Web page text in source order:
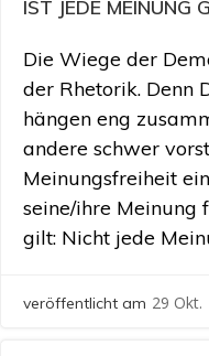
IST JEDE MEINUNG
Die Wiege der
der Rhetorik. Denn
hängen eng
andere schwer
Meinungsfreiheit
seine/ihre Meinung
gilt: Nicht jede
veröffentlicht am 29 Okt.